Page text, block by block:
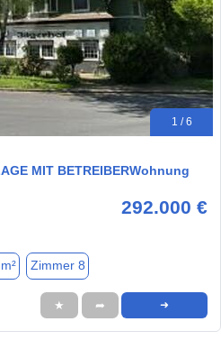
1 / 6
MIT BETREIBERWohnung
292.000 €
Zimmer 8
★ ➦ ➜